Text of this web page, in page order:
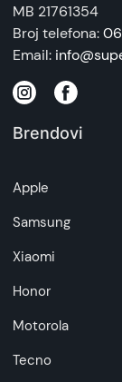
MB 21761354
Broj telefona:
Email:
Brendovi
Apple
Samsung
Xiaomi
Honor
Motorola
Tecno